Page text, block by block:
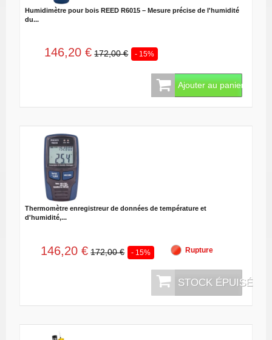
Humidimètre pour bois REED R6015 – Mesure précise de l'humidité
du...
146,20 € 172,00 € - 15%
Ajouter au panier
Thermomètre enregistreur de données de température et
d'humidité,...
146,20 € 172,00 € - 15% Rupture
STOCK ÉPUISÉ